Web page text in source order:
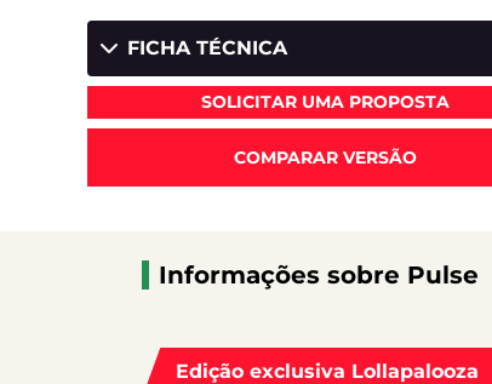
FICHA TÉCNICA
SOLICITAR UMA PROPOSTA
COMPARAR VERSÃO
Informações sobre Pulse
Edição exclusiva Lollapalooza